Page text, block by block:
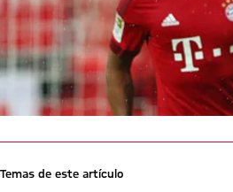
Temas de este artículo